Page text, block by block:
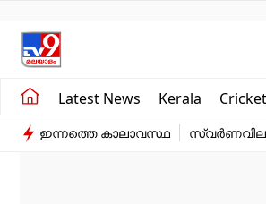
Latest News Kerala Cricket
Kerala
Indiaഇന്നത്തെ കാലാവസ്ഥ സ്വർണവില